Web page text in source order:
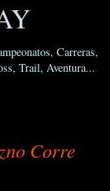
Carreras,
Trail, Aventura...
Corre